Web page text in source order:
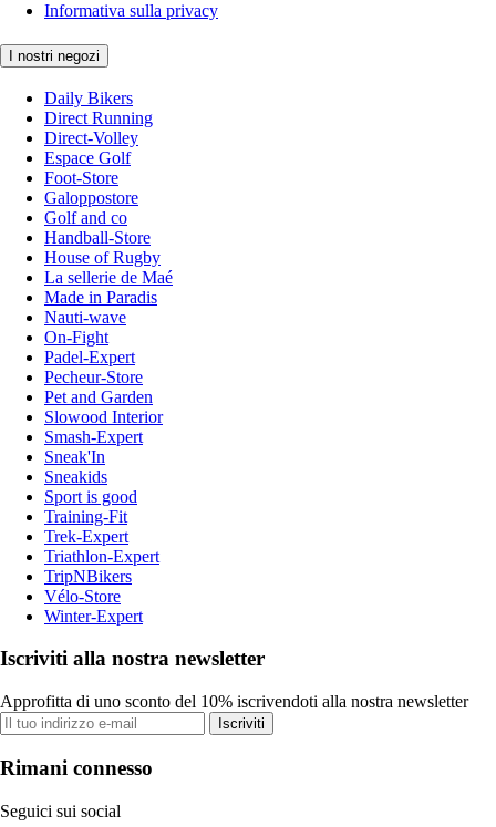
Informativa sulla privacy
I nostri negozi
Daily Bikers
Direct Running
Direct-Volley
Espace Golf
Foot-Store
Galoppostore
Golf and co
Handball-Store
House of Rugby
La sellerie de Maé
Made in Paradis
Nauti-wave
On-Fight
Padel-Expert
Pecheur-Store
Pet and Garden
Slowood Interior
Smash-Expert
Sneak'In
Sneakids
Sport is good
Training-Fit
Trek-Expert
Triathlon-Expert
TripNBikers
Vélo-Store
Winter-Expert
Iscriviti alla nostra newsletter
Approfitta di uno sconto del 10% iscrivendoti alla nostra newsletter
Iscriviti
Rimani connesso
Seguici sui social